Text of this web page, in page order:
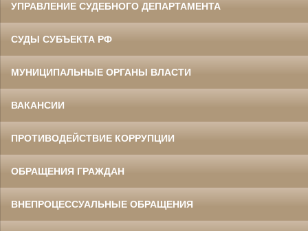
УПРАВЛЕНИЕ СУДЕБНОГО ДЕПАРТАМЕНТА
СУДЫ СУБЪЕКТА РФ
МУНИЦИПАЛЬНЫЕ ОРГАНЫ ВЛАСТИ
ВАКАНСИИ
ПРОТИВОДЕЙСТВИЕ КОРРУПЦИИ
ОБРАЩЕНИЯ ГРАЖДАН
ВНЕПРОЦЕССУАЛЬНЫЕ ОБРАЩЕНИЯ